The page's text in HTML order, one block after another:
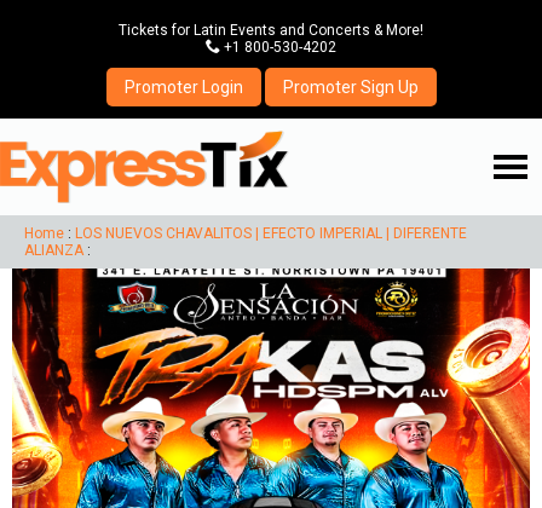
Tickets for Latin Events and Concerts & More!
P +1 800-530-4202
Promoter Login Promoter Sign Up
☰
Home : LOS NUEVOS CHAVALITOS | EFECTO IMPERIAL | DIFERENTE
ALIANZA :